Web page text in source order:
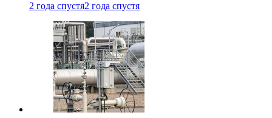
2 года спустя2 года спустя